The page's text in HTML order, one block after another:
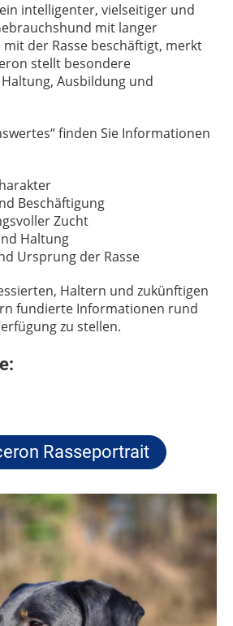
intelligenter, vielseitiger und
mit langer
der Rasse beschäftigt, merkt
stellt besondere
Ausbildung und
finden Sie Informationen
Beschäftigung
Zucht
Haltung
Ursprung der Rasse
Haltern und zukünftigen
fundierte Informationen rund
zu stellen.
Rasseportrait